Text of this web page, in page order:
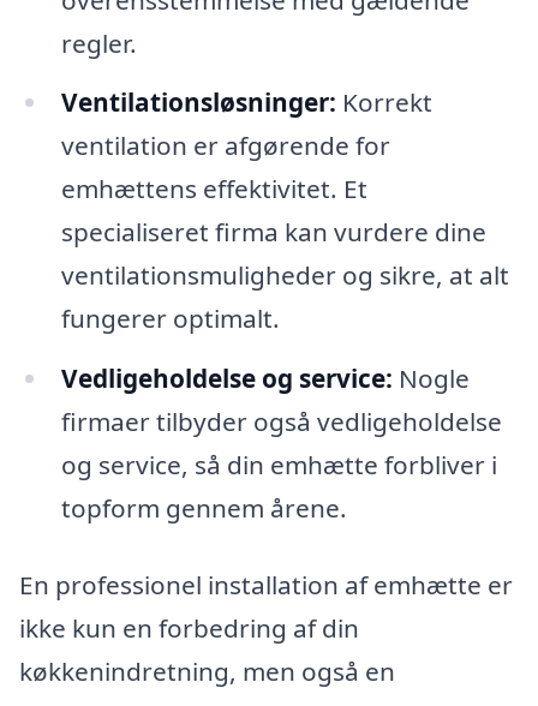
regler.
Ventilationsløsninger: Korrekt
ventilation er afgørende for
emhættens effektivitet. Et
specialiseret firma kan vurdere dine
ventilationsmuligheder og sikre, at alt
fungerer optimalt.
Vedligeholdelse og service: Nogle
firmaer tilbyder også vedligeholdelse
og service, så din emhætte forbliver i
topform gennem årene.
En professionel installation af emhætte er
ikke kun en forbedring af din
køkkenindretning, men også en